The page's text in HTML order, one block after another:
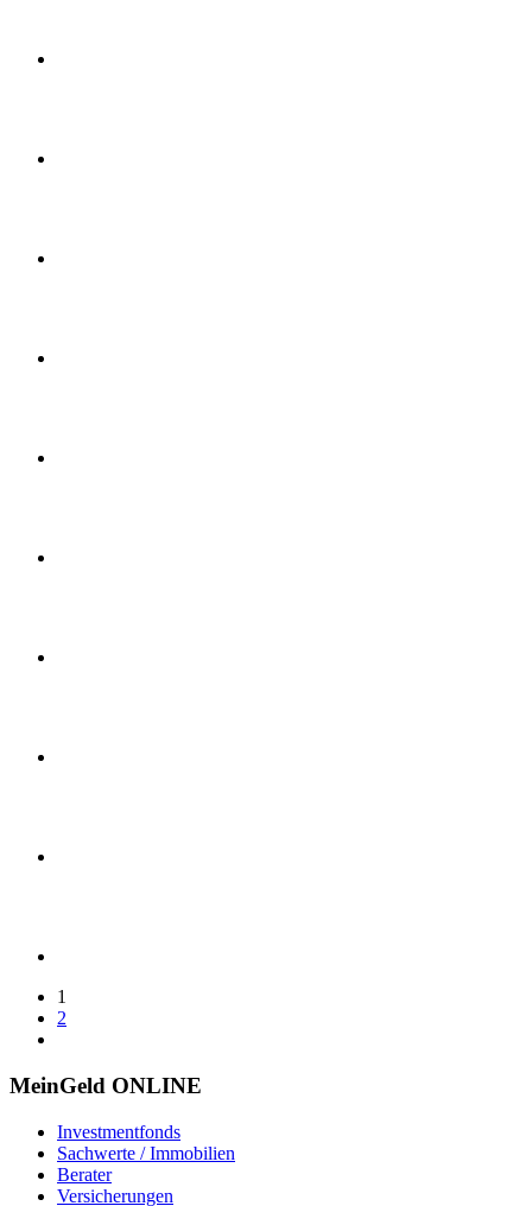
1
2
MeinGeld ONLINE
Investmentfonds
Sachwerte / Immobilien
Berater
Versicherungen